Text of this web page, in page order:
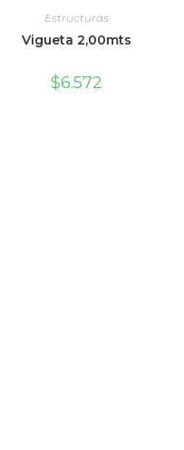
Estructuras
Vigueta 2,00mts
$6.572